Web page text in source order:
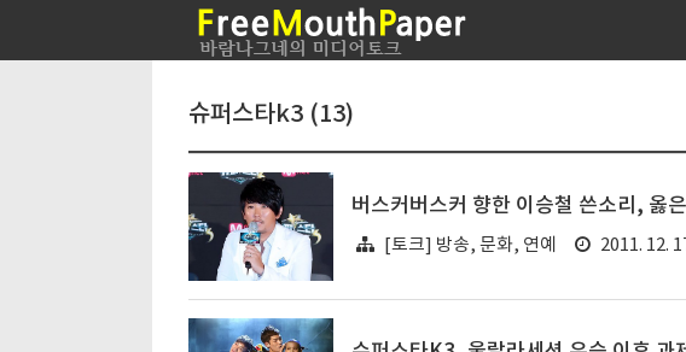
슈퍼스타k3 (13)
버스커버스커 향한 이승철 쓴소리, 옳
[토크] 방송, 문화, 연예 2011. 12.